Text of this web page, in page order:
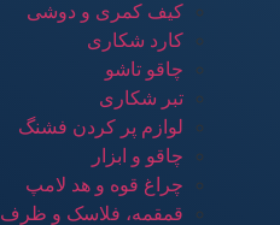
کیف کمری و دوشی
کارد شکاری
چاقو تاشو
تبر شکاری
لوازم پر کردن فشنگ
چاقو و ابزار
چراغ قوه و هد لامپ
قمقمه، فلاسک و ظرف